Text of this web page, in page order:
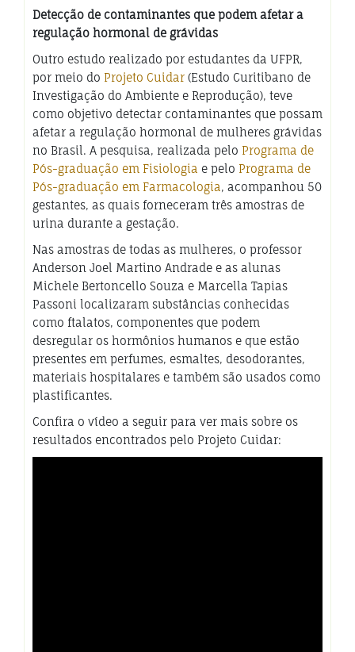
Detecção de contaminantes que podem afetar a
regulação hormonal de grávidas
Outro estudo realizado por estudantes da UFPR,
por meio do Projeto Cuidar (Estudo Curitibano de
Investigação do Ambiente e Reprodução), teve
como objetivo detectar contaminantes que possam
afetar a regulação hormonal de mulheres grávidas
no Brasil. A pesquisa, realizada pelo Programa de
Pós-graduação em Fisiologia e pelo Programa de
Pós-graduação em Farmacologia, acompanhou 50
gestantes, as quais forneceram três amostras de
urina durante a gestação.
Nas amostras de todas as mulheres, o professor
Anderson Joel Martino Andrade e as alunas
Michele Bertoncello Souza e Marcella Tapias
Passoni localizaram substâncias conhecidas
como ftalatos, componentes que podem
desregular os hormônios humanos e que estão
presentes em perfumes, esmaltes, desodorantes,
materiais hospitalares e também são usados como
plastificantes.
Confira o vídeo a seguir para ver mais sobre os
resultados encontrados pelo Projeto Cuidar: